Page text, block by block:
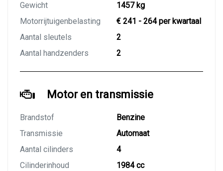
Gewicht
1457 kg
Motorrijtuigenbelasting
€ 241 - 264 per kwartaal
Aantal sleutels
2
Aantal handzenders
2
Motor en transmissie
Brandstof
Benzine
Transmissie
Automaat
Aantal cilinders
4
Cilinderinhoud
1984 cc